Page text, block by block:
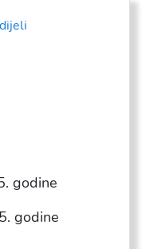
. godine
5. godine